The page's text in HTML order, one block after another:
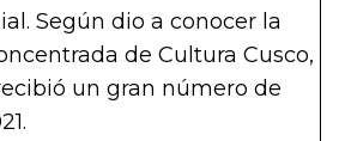
Según dio a conocer la
de Cultura Cusco,
un gran número de